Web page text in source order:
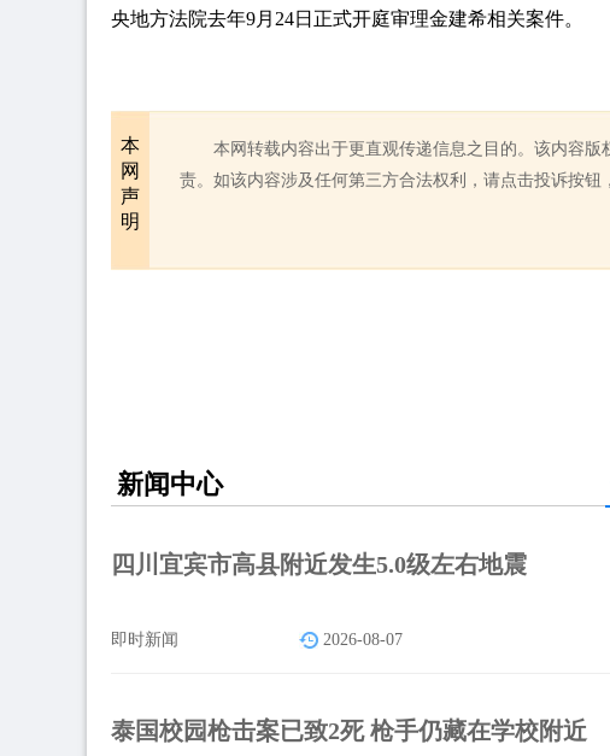
央地方法院去年9月24日正式开庭审理金建希相关案件。
本
网
声
明
本网转载内容出于更直观传递信息之目的。该内容
责。如该内容涉及任何第三方合法权利，请点击投诉按钮
新闻中心
四川宜宾市高县附近发生5.0级左右地震
即时新闻 2026-08-07
泰国校园枪击案已致2死 枪手仍藏在学校附近